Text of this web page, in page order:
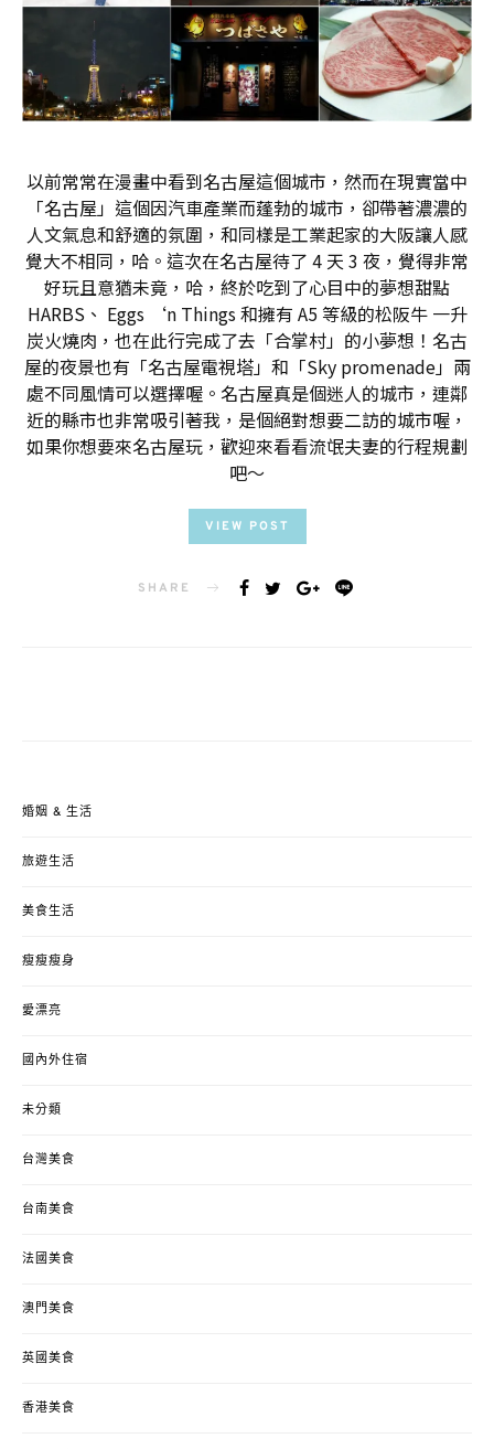
以前常常在漫畫中看到名古屋這個城市，然而在現實當中
「名古屋」這個因汽車產業而蓬勃的城市，卻帶著濃濃的
人文氣息和舒適的氛圍，和同樣是工業起家的大阪讓人感
覺大不相同，哈。這次在名古屋待了 4 天 3 夜，覺得非常
好玩且意猶未竟，哈，終於吃到了心目中的夢想甜點
HARBS、 Eggs ‘n Things 和擁有 A5 等級的松阪牛 一升
炭火燒肉，也在此行完成了去「合掌村」的小夢想！名古
屋的夜景也有「名古屋電視塔」和「Sky promenade」兩
處不同風情可以選擇喔。名古屋真是個迷人的城市，連鄰
近的縣市也非常吸引著我，是個絕對想要二訪的城市喔，
如果你想要來名古屋玩，歡迎來看看流氓夫妻的行程規劃
吧～
VIEW POST
SHARE
婚姻 & 生活
旅遊生活
美食生活
瘦瘦瘦身
愛漂亮
國內外住宿
未分類
台灣美食
台南美食
法國美食
澳門美食
英國美食
香港美食